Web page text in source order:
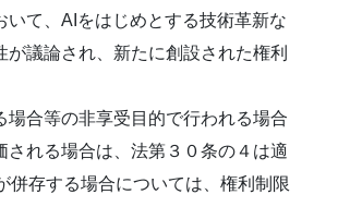
て、AIをはじめとする技術革新な
議論され、新たに創設された権利
合等の非享受目的で行われる場合
れる場合は、法第３０条の４は適
併存する場合については、権利制限